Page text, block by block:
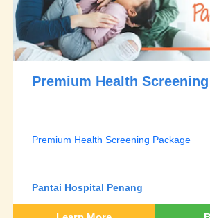
Premium Health
Premium Health Screening Package
Pantai Hospital Penang